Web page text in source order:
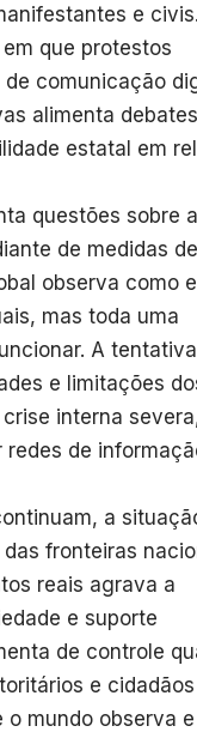
e
que protestos
comunicação
alimenta
estatal em
questões sobre a
de medidas de
observa como
mas toda uma
A
e limitações
interna
de
a
fronteiras
reais agrava a
e suporte
de controle
e
o mundo observa